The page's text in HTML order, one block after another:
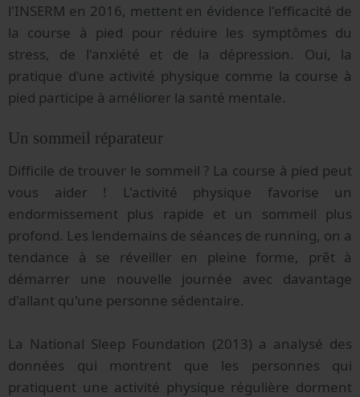
l'INSERM en 2016, mettent en évidence l'efficacité de
la course à pied pour réduire les symptômes du
stress, de l'anxiété et de la dépression. Oui, la
pratique d'une activité physique comme la course à
pied participe à améliorer la santé mentale.
Un sommeil réparateur
Difficile de trouver le sommeil ? La course à pied peut
vous aider ! L'activité physique favorise un
endormissement plus rapide et un sommeil plus
profond. Les lendemains de séances de running, on a
tendance à se réveiller en pleine forme, prêt à
démarrer une nouvelle journée avec davantage
d'allant qu'une personne sédentaire.
La National Sleep Foundation (2013) a analysé des
données qui montrent que les personnes qui
pratiquent une activité physique régulière dorment